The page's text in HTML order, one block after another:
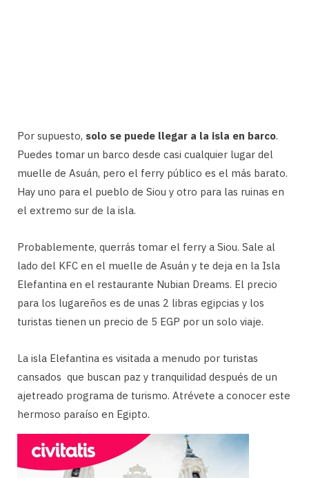
Por supuesto, solo se puede llegar a la isla en barco.
Puedes tomar un barco desde casi cualquier lugar del
muelle de Asuán, pero el ferry público es el más barato.
Hay uno para el pueblo de Siou y otro para las ruinas en
el extremo sur de la isla.
Probablemente, querrás tomar el ferry a Siou. Sale al
lado del KFC en el muelle de Asuán y te deja en la Isla
Elefantina en el restaurante Nubian Dreams. El precio
para los lugareños es de unas 2 libras egipcias y los
turistas tienen un precio de 5 EGP por un solo viaje.
La isla Elefantina es visitada a menudo por turistas
cansados ​​ que buscan paz y tranquilidad después de un
ajetreado programa de turismo. Atrévete a conocer este
hermoso paraíso en Egipto.